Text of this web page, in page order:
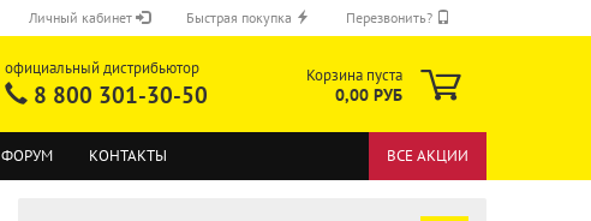
Личный кабинет Быстрая покупка Перезвонить?
официальный дистрибьютор
8 800 301-30-50
Корзина пуста
0,00 РУБ
ФОРУМ КОНТАКТЫ ВСЕ АКЦИИ